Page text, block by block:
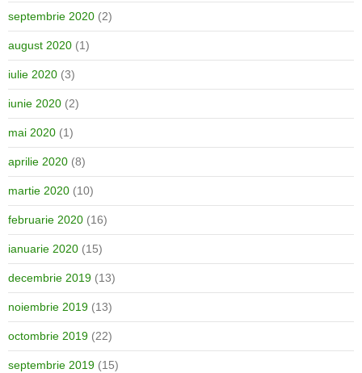
septembrie 2020 (2)
august 2020 (1)
iulie 2020 (3)
iunie 2020 (2)
mai 2020 (1)
aprilie 2020 (8)
martie 2020 (10)
februarie 2020 (16)
ianuarie 2020 (15)
decembrie 2019 (13)
noiembrie 2019 (13)
octombrie 2019 (22)
septembrie 2019 (15)